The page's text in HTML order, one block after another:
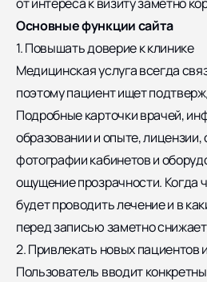
Основные функции сайта
1. Повышать доверие к клинике
Медицинская услуга всегда
поэтому пациент ищет
Подробные карточки врачей,
образовании и опыте,
фотографии кабинетов и
ощущение прозрачности. Когда
будет проводить лечение и в
перед записью заметно
2. Привлекать новых пациентов
Пользователь вводит